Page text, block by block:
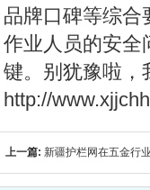
品牌口碑等综合
作业人员的安全
键。别犹豫啦，
http://
上一篇: 新疆护栏网在五金行